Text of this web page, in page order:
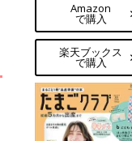
Amazon
で購入
楽天ブックス
で購入